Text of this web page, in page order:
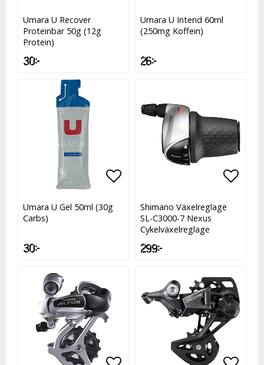
Lägg till i favoritlistan
Umara U Recover
Proteinbar 50g (12g
Protein)
30 kr
Umara U Intend 60ml
(250mg Koffein)
26 kr
Lägg till i favoritlistan
Lägg till i favoritlistan
Umara U Gel 50ml (30g
Carbs)
30 kr
Shimano Växelreglage
SL-C3000-7 Nexus
Cykelväxelreglage
299 kr